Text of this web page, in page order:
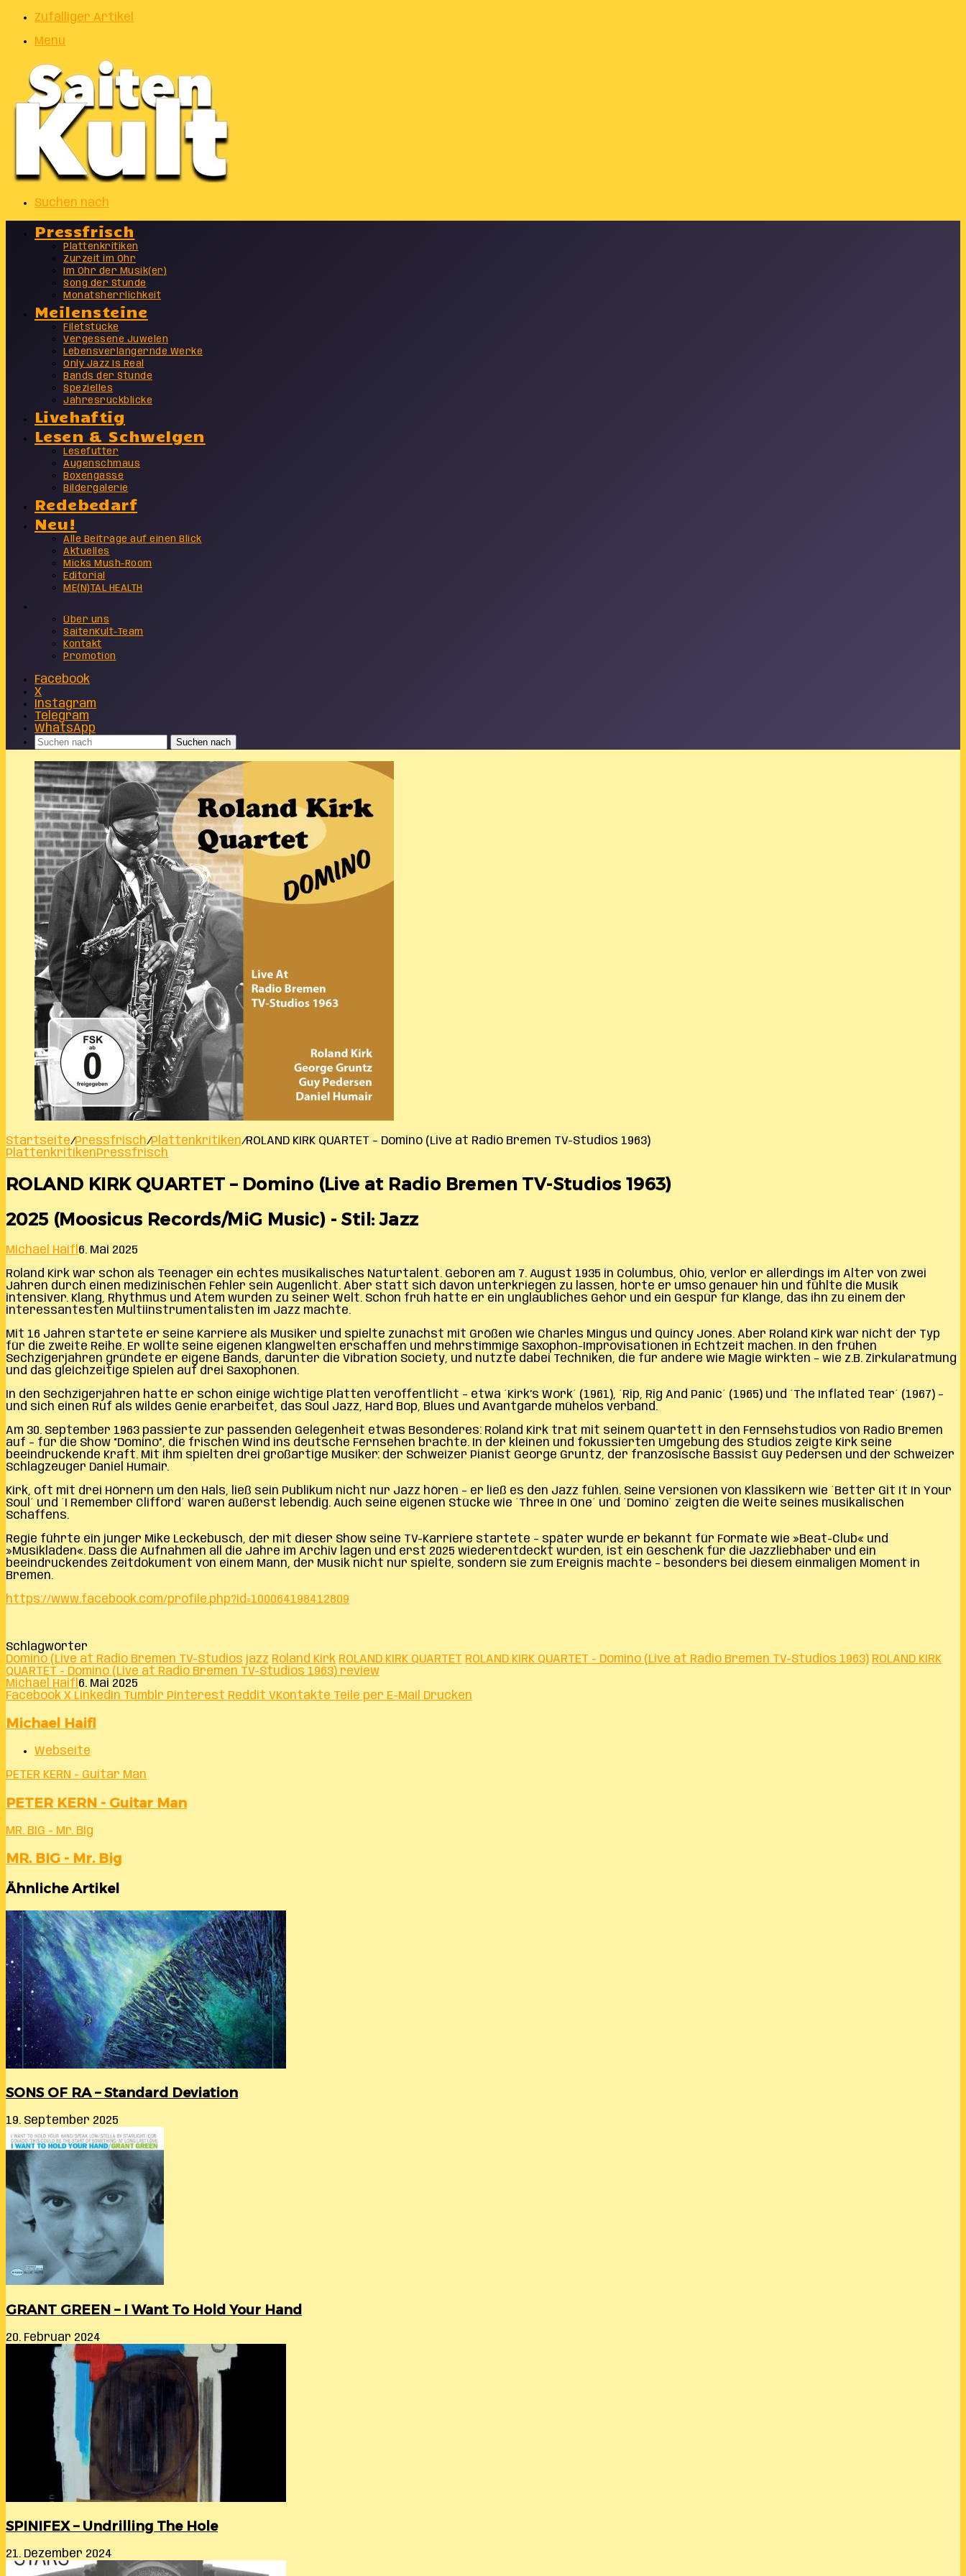
Zufälliger Artikel
Menu
Suchen nach
Pressfrisch
Plattenkritiken
Zurzeit im Ohr
Im Ohr der Musik(er)
Song der Stunde
Monatsherrlichkeit
Meilensteine
Filetstücke
Vergessene Juwelen
Lebensverlängernde Werke
Only Jazz Is Real
Bands der Stunde
Spezielles
Jahresrückblicke
Livehaftig
Lesen & Schwelgen
Lesefutter
Augenschmaus
Boxengasse
Bildergalerie
Redebedarf
Neu!
Alle Beiträge auf einen Blick
Aktuelles
Micks Mush-Room
Editorial
ME(N)TAL HEALTH
Über uns
SaitenKult-Team
Kontakt
Promotion
Facebook
X
Instagram
Telegram
WhatsApp
Suchen nach
Startseite/Pressfrisch/Plattenkritiken/ROLAND KIRK QUARTET – Domino (Live at Radio Bremen TV-Studios 1963)
PlattenkritikenPressfrisch
ROLAND KIRK QUARTET – Domino (Live at Radio Bremen TV-Studios 1963)
2025 (Moosicus Records/MiG Music) - Stil: Jazz
Michael Haifl 6. Mai 2025
Roland Kirk war schon als Teenager ein echtes musikalisches Naturtalent. Geboren am 7. August 1935 in Columbus, Ohio, verlor er allerdings im Alter von zwei
Jahren durch einen medizinischen Fehler sein Augenlicht. Aber statt sich davon unterkriegen zu lassen, hörte er umso genauer hin und fühlte die Musik
intensiver. Klang, Rhythmus und Atem wurden zu seiner Welt. Schon früh hatte er ein unglaubliches Gehör und ein Gespür für Klänge, das ihn zu einem der
interessantesten Multiinstrumentalisten im Jazz machte.
Mit 16 Jahren startete er seine Karriere als Musiker und spielte zunächst mit Größen wie Charles Mingus und Quincy Jones. Aber Roland Kirk war nicht der Typ
für die zweite Reihe. Er wollte seine eigenen Klangwelten erschaffen und mehrstimmige Saxophon-Improvisationen in Echtzeit machen. In den frühen
Sechzigerjahren gründete er eigene Bands, darunter die Vibration Society, und nutzte dabei Techniken, die für andere wie Magie wirkten – wie z.B. Zirkularatmung
und das gleichzeitige Spielen auf drei Saxophonen.
In den Sechzigerjahren hatte er schon einige wichtige Platten veröffentlicht – etwa ´Kirk’s Work´ (1961), ´Rip, Rig And Panic´ (1965) und ´The Inflated Tear´ (1967) –
und sich einen Ruf als wildes Genie erarbeitet, das Soul Jazz, Hard Bop, Blues und Avantgarde mühelos verband.
Am 30. September 1963 passierte zur passenden Gelegenheit etwas Besonderes: Roland Kirk trat mit seinem Quartett in den Fernsehstudios von Radio Bremen
auf – für die Show “Domino”, die frischen Wind ins deutsche Fernsehen brachte. In der kleinen und fokussierten Umgebung des Studios zeigte Kirk seine
beeindruckende Kraft. Mit ihm spielten drei großartige Musiker: der Schweizer Pianist George Gruntz, der französische Bassist Guy Pedersen und der Schweizer
Schlagzeuger Daniel Humair.
Kirk, oft mit drei Hörnern um den Hals, ließ sein Publikum nicht nur Jazz hören – er ließ es den Jazz fühlen. Seine Versionen von Klassikern wie ´Better Git It In Your
Soul´ und ´I Remember Clifford´ waren äußerst lebendig. Auch seine eigenen Stücke wie ´Three In One´ und ´Domino´ zeigten die Weite seines musikalischen
Schaffens.
Regie führte ein junger Mike Leckebusch, der mit dieser Show seine TV-Karriere startete – später wurde er bekannt für Formate wie »Beat-Club« und
»Musikladen«. Dass die Aufnahmen all die Jahre im Archiv lagen und erst 2025 wiederentdeckt wurden, ist ein Geschenk für die Jazzliebhaber und ein
beeindruckendes Zeitdokument von einem Mann, der Musik nicht nur spielte, sondern sie zum Ereignis machte – besonders bei diesem einmaligen Moment in
Bremen.
https://www.facebook.com/profile.php?id=100064198412809
Schlagwörter
Domino (Live at Radio Bremen TV-Studios jazz Roland Kirk ROLAND KIRK QUARTET ROLAND KIRK QUARTET - Domino (Live at Radio Bremen TV-Studios 1963) ROLAND KIRK
QUARTET - Domino (Live at Radio Bremen TV-Studios 1963) review
Michael Haifl 6. Mai 2025
Facebook X LinkedIn Tumblr Pinterest Reddit VKontakte Teile per E-Mail Drucken
Michael Haifl
Webseite
PETER KERN - Guitar Man
PETER KERN - Guitar Man
MR. BIG - Mr. Big
MR. BIG - Mr. Big
Ähnliche Artikel
SONS OF RA – Standard Deviation
19. September 2025
GRANT GREEN – I Want To Hold Your Hand
20. Februar 2024
SPINIFEX – Undrilling The Hole
21. Dezember 2024